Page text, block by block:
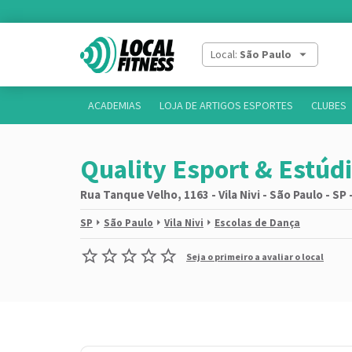
Local: São Paulo
ACADEMIAS LOJA DE ARTIGOS ESPORTES CLUBES
Quality Esport &
Rua Tanque Velho, 1163 - Vila Nivi - São Paulo - SP
SP São Paulo Vila Nivi Escolas de Dança
Seja o primeiro a avaliar o local